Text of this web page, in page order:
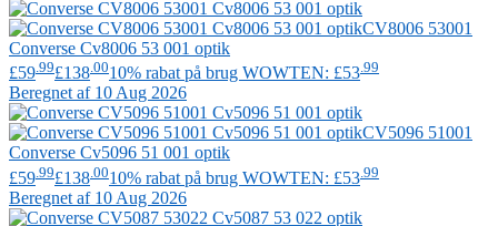
CV8006 53001
Converse Cv8006 53 001 optik
£59.99£138.0010% rabat på brug WOWTEN: £53.99
Beregnet af 10 Aug 2026
CV5096 51001
Converse Cv5096 51 001 optik
£59 .99£138 .0010% rabat på brug WOWTEN: £53 .99
Beregnet af 10 Aug 2026